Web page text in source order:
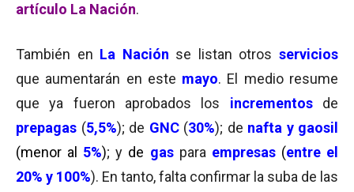
artículo La Nación.
También en La Nación se listan otrosservicios
que aumentarán en este mayo. El medio resume
que ya fueron aprobados los incrementosde
prepagas (5,5%); de GNC(30%); de nafta y gaosil
(menor al 5%); y de gas para empresas (entre el
20% y 100%). En tanto, falta confirmar la suba de las